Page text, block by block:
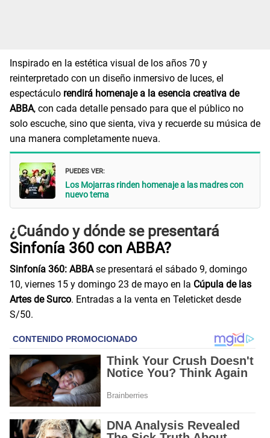
Inspirado en la estética visual de los años 70 y
reinterpretado con un diseño inmersivo de luces, el
espectáculo rendirá homenaje a la esencia creativa de
ABBA, con cada detalle pensado para que el público no
solo escuche, sino que sienta, viva y recuerde su música de
una manera completamente nueva.
PUEDES VER:
Los Mojarras rinden homenaje a las madres con
nuevo tema
¿Cuándo y dónde se presentará
Sinfonía 360 con ABBA?
Sinfonía 360: ABBAse presentará el sábado 9, domingo
10, viernes 15 y domingo 23 de mayo en la Cúpula de las
Artes de Surco. Entradas a la venta en Teleticket desde
S/50.